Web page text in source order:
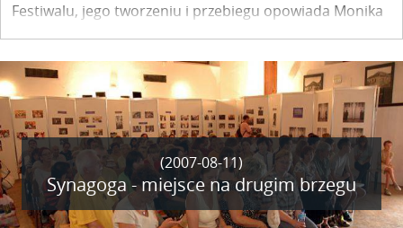
Festiwalu, jego tworzeniu i przebiegu opowiada Monika
Czepielewska - rzecznik prasowy tegorocznego
Festiwalu.
(2007-08-11)
Synagoga - miejsce na drugim brzegu